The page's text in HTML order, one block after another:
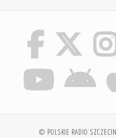
© POLSKIE RADIO